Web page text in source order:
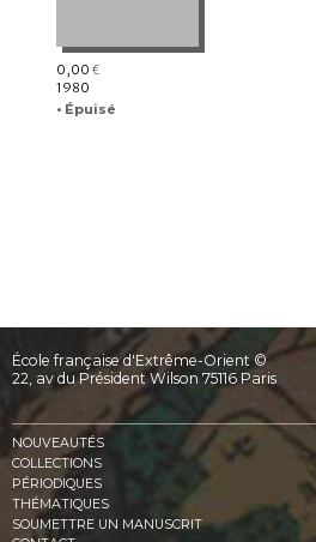
0,00 €
1980
• Épuisé
École française d'Extrême-Orient ©
22, av du Président Wilson 75116 Paris
NOUVEAUTÉS
COLLECTIONS
PÉRIODIQUES
THÉMATIQUES
SOUMETTRE UN MANUSCRIT